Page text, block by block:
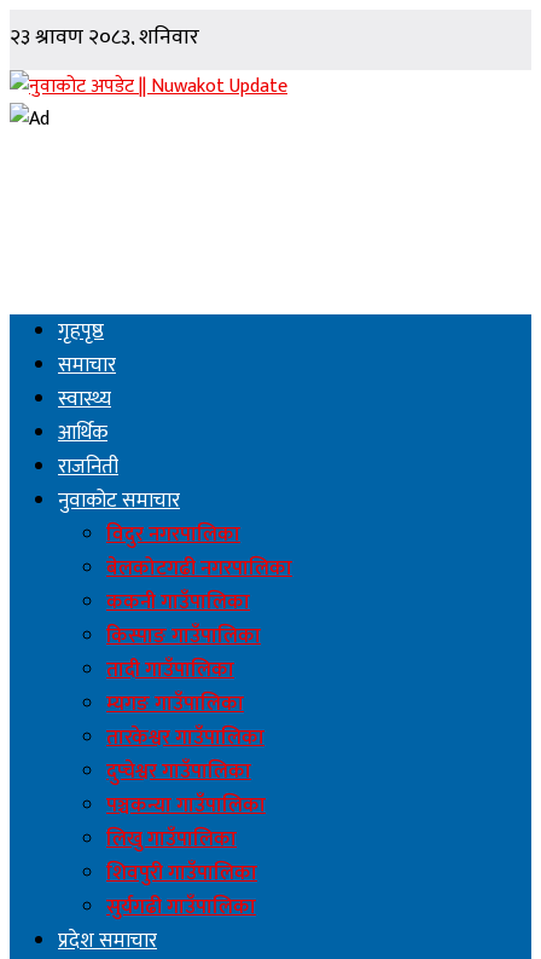
गृहपृष्ठ
समाचार
स्वास्थ्य
आर्थिक
राजनिती
नुवाकोट समाचार
विदुर नगरपालिका
बेलकोटगढी नगरपालिका
ककनी गाउँपालिका
किस्पाङ गाउँपालिका
तादी गाउँपालिका
म्यगङ गाउँपालिका
तारकेश्वर गाउँपालिका
दुप्चेश्वर गाउँपालिका
पञ्चकन्या गाउँपालिका
लिखु गाउँपालिका
शिवपुरी गाउँपालिका
सुर्यगढी गाउँपालिका
प्रदेश समाचार